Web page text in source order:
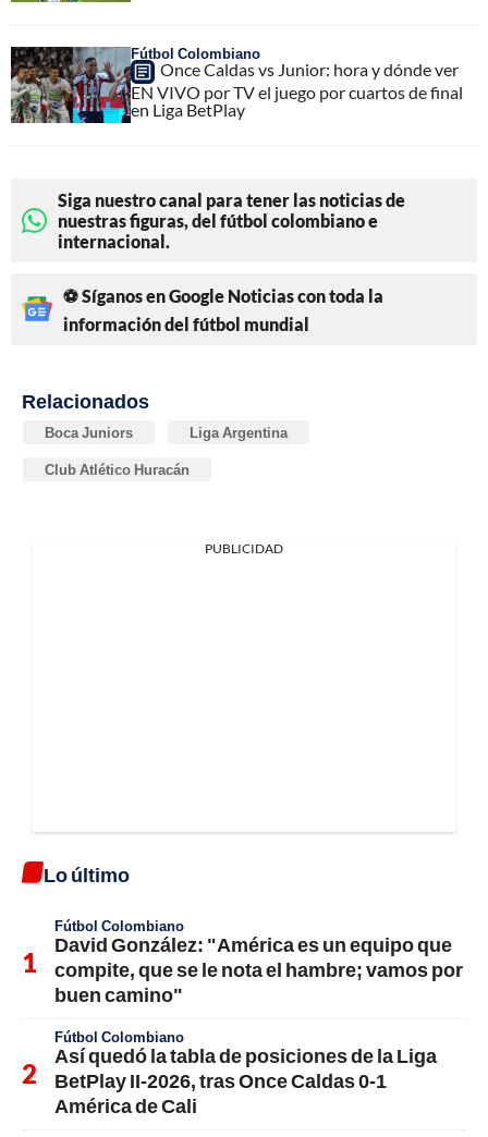
Fútbol Colombiano
Once Caldas vs Junior: hora y dónde ver
EN VIVO por TV el juego por cuartos de final
en Liga BetPlay
Siga nuestro canal para tener las noticias de
nuestras figuras, del fútbol colombiano e
internacional.
⚽ Síganos en Google Noticias con toda la
información del fútbol mundial
Relacionados
Boca Juniors Liga Argentina
Club Atlético Huracán
PUBLICIDAD
Lo último
Fútbol Colombiano
David González: "América es un equipo que
compite, que se le nota el hambre; vamos por
buen camino"
Fútbol Colombiano
Así quedó la tabla de posiciones de la Liga
BetPlay II-2026, tras Once Caldas 0-1
América de Cali